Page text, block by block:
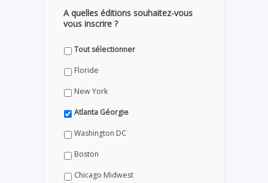
A quelles éditions souhaitez-vous
vous inscrire ?
Tout sélectionner
Floride
New York
Atlanta Géorgie
Washington DC
Boston
Chicago Midwest